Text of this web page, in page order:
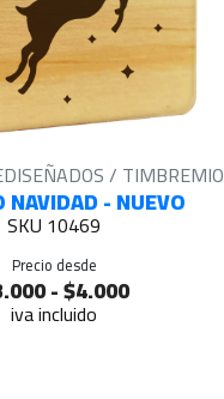
/ TIMBREMIO
NAVIDAD - NUEVO
SKU 10469
Precio desde
- $4.000
iva incluido